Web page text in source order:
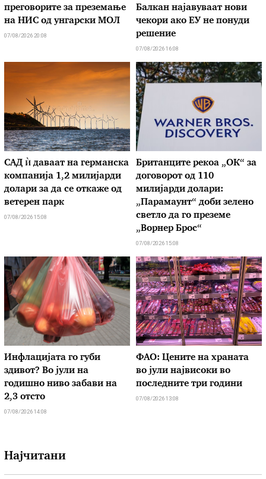
преговорите за преземање
на НИС од унгарски МОЛ
07/08/2026 20:08
Балкан најавуваат нови
чекори ако ЕУ не понуди
решение
07/08/2026 16:08
САД ѝ даваат на германска
компанија 1,2 милијарди
долари за да се откаже од
ветерен парк
07/08/2026 15:08
Британците рекоа „ОК“ за
договорот од 110
милијарди долари:
„Парамаунт“ доби зелено
светло да го преземе
„Ворнер Брос“
07/08/2026 15:08
Инфлацијата го губи
здивот? Во јули на
годишно ниво забави на
2,3 отсто
07/08/2026 14:08
ФАО: Цените на храната
во јули највисоки во
последните три години
07/08/2026 13:08
Најчитани